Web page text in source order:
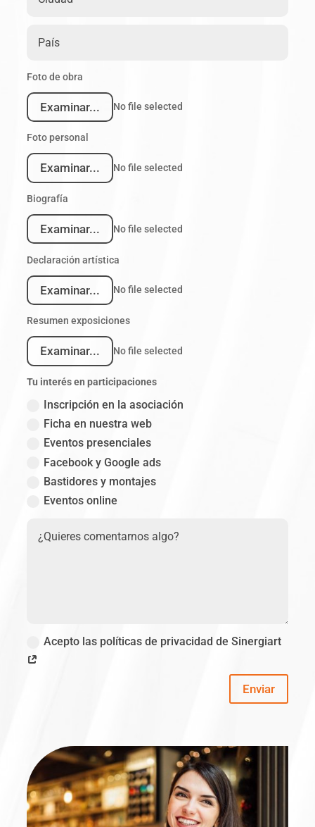
Foto de obra
Examinar... No file selected
Foto personal
Examinar... No file selected
Biografía
Examinar... No file selected
Declaración artística
Examinar... No file selected
Resumen exposiciones
Examinar... No file selected
Tu interés en participaciones
Inscripción en la asociación
Ficha en nuestra web
Eventos presenciales
Facebook y Google ads
Bastidores y montajes
Eventos online
Acepto las políticas de privacidad de Sinergiart
Enviar